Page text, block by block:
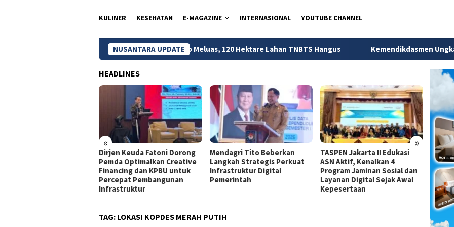
KULINER KESEHATAN E-MAGAZINE INTERNASIONAL YOUTUBE CHANNEL
NUSANTARA UPDATE
Kebakaran Bromo Meluas, 120 Hektare Lahan TNBTS Hangus Kemendikdasmen Ungkap 56 Ribu
HEADLINES
« »
Dirjen Keuda Fatoni Dorong
Pemda Optimalkan Creative
Financing dan KPBU untuk
Percepat Pembangunan
Infrastruktur
Mendagri Tito Beberkan
Langkah Strategis Perkuat
Infrastruktur Digital
Pemerintah
TASPEN Jakarta II Edukasi
ASN Aktif, Kenalkan 4
Program Jaminan Sosial dan
Layanan Digital Sejak Awal
Kepesertaan
Jadi
TAG: LOKASI KOPDES MERAH PUTIH